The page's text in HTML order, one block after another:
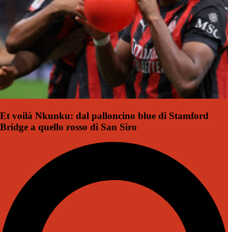
Et voilà Nkunku: dal palloncino blue di Stamford
Bridge a quello rosso di San Siro